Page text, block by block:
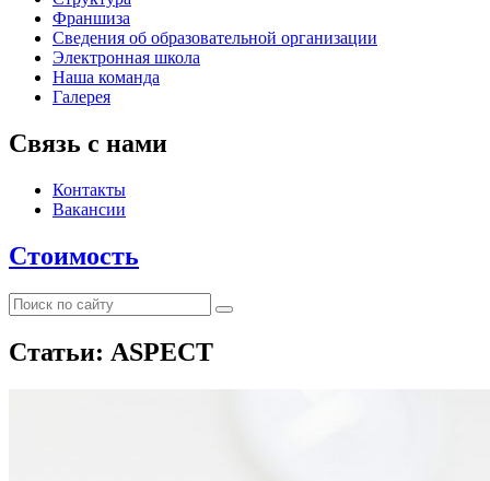
Франшиза
Сведения об образовательной организации
Электронная школа
Наша команда
Галерея
Связь с нами
Контакты
Вакансии
Стоимость
Статьи: ASPECT